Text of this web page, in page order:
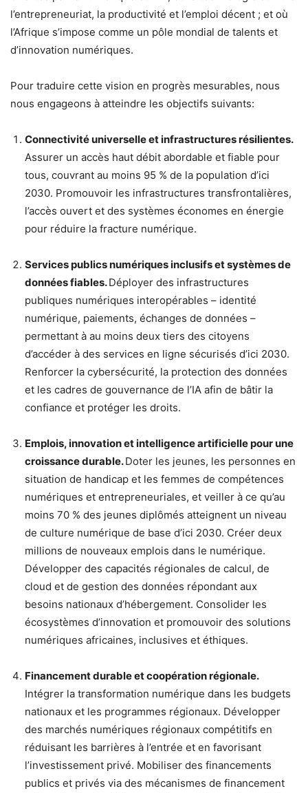
l’entrepreneuriat, la productivité et l’emploi décent ; et où
l’Afrique s’impose comme un pôle mondial de talents et
d’innovation numériques.
Pour traduire cette vision en progrès mesurables, nous
nous engageons à atteindre les objectifs suivants:
Connectivité universelle et infrastructures résilientes.
Assurer un accès haut débit abordable et fiable pour
tous, couvrant au moins 95 % de la population d’ici
2030. Promouvoir les infrastructures transfrontalières,
l’accès ouvert et des systèmes économes en énergie
pour réduire la fracture numérique.
Services publics numériques inclusifs et systèmes de
données fiables.Déployer des infrastructures
publiques numériques interopérables – identité
numérique, paiements, échanges de données –
permettant à au moins deux tiers des citoyens
d’accéder à des services en ligne sécurisés d’ici 2030.
Renforcer la cybersécurité, la protection des données
et les cadres de gouvernance de l’IA afin de bâtir la
confiance et protéger les droits.
Emplois, innovation et intelligence artificielle pour une
croissance durable.Doter les jeunes, les personnes en
situation de handicap et les femmes de compétences
numériques et entrepreneuriales, et veiller à ce qu’au
moins 70 % des jeunes diplômés atteignent un niveau
de culture numérique de base d’ici 2030. Créer deux
millions de nouveaux emplois dans le numérique.
Développer des capacités régionales de calcul, de
cloud et de gestion des données répondant aux
besoins nationaux d’hébergement. Consolider les
écosystèmes d’innovation et promouvoir des solutions
numériques africaines, inclusives et éthiques.
Financement durable et coopération régionale.
Intégrer la transformation numérique dans les budgets
nationaux et les programmes régionaux. Développer
des marchés numériques régionaux compétitifs en
réduisant les barrières à l’entrée et en favorisant
l’investissement privé. Mobiliser des financements
publics et privés via des mécanismes de financement